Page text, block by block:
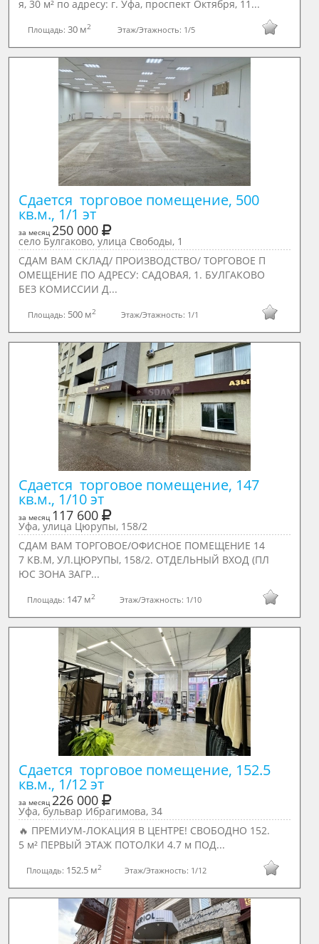
я, 30 м² по адресу: г. Уфа, проспект Октября, 11...
Площадь:30 м2 Этаж/Этажность: 1/5
Сдается  торговое помещение, 500
кв.м., 1/1 эт
за месяц 250 000
село Булгаково, улица Свободы, 1
CДАМ ВАМ СКЛАД/ ПРОИЗВОДСТВО/ ТОРГОВОЕ П
ОМЕЩЕНИЕ ПО АДРЕСУ: САДОВАЯ, 1. БУЛГАКОВО
БЕЗ КОМИССИИ Д...
Площадь: 500 м2 Этаж/Этажность: 1/1
Сдается  торговое помещение, 147
кв.м., 1/10 эт
за месяц 117 600
Уфа, улица Цюрупы, 158/2
СДАМ ВАМ ТОРГОВОЕ/ОФИСНОЕ ПОМЕЩЕНИЕ 14
7 КВ.М, УЛ.ЦЮРУПЫ, 158/2. ОТДЕЛЬНЫЙ ВХОД (ПЛ
ЮС ЗОНА ЗАГР...
Площадь: 147 м2 Этаж/Этажность: 1/10
Сдается  торговое помещение, 152.5
кв.м., 1/12 эт
за месяц 226 000
Уфа, бульвар Ибрагимова, 34
🔥 ПРЕМИУМ-ЛОКАЦИЯ В ЦЕНТРЕ! СВОБОДНО 152.
5 м² ПЕРВЫЙ ЭТАЖ ПОТОЛКИ 4.7 м ПОД...
Площадь: 152.5 м2 Этаж/Этажность: 1/12